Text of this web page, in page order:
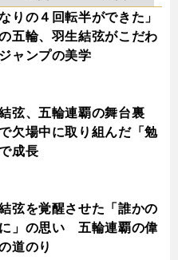
なりの４回転半ができた」
五輪、羽生結弦がこだわ
ャンプの美学
弦、五輪連覇の舞台裏
欠場中に取り組んだ「勉
成長
弦を覚醒させた「誰かの
」の思い 五輪連覇の偉
道のり